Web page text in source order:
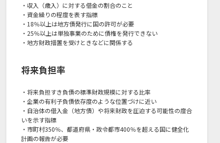
・収入（歳入）に対する借金の割合のこと
・資金繰りの程度を表す指標
・18％以上は地方債発行に国の許可が必要
・25％以上は単独事業のために債権を発行できない
・地方財政措置を受けときなどに関係する
将来負担率
・将来負担すき負債の標準財政規模に対する比率
・企業の有利子負債依存度のような位置づけに近い
・自治体の借入金（地方債）や将来財政を圧迫する可能性の度合
いを示す指標
・市町村350％、都道府県・政令都市400％を超える国に健全化
計画の報告が必要